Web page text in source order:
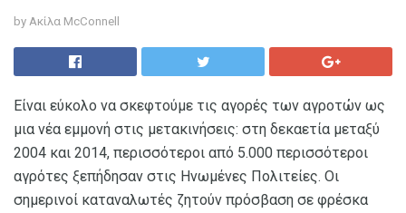
by Ακίλα McConnell
Είναι εύκολο να σκεφτούμε τις αγορές των αγροτών ως
μια νέα εμμονή στις μετακινήσεις: στη δεκαετία μεταξύ
2004 και 2014, περισσότεροι από 5.000 περισσότεροι
αγρότες ξεπήδησαν στις Ηνωμένες Πολιτείες. Οι
σημερινοί καταναλωτές ζητούν πρόσβαση σε φρέσκα